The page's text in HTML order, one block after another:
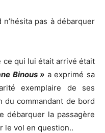
pas à débarquer
ce qui lui était arrivé était
Binous » a exprimé sa
exemplaire de ses
du commandant de bord
débarquer la passagère
le vol en question..